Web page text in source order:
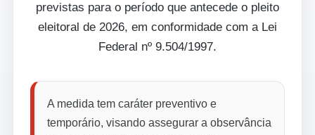
previstas para o período que antecede o pleito
eleitoral de 2026, em conformidade com a Lei
Federal nº 9.504/1997.
A medida tem caráter preventivo e
temporário, visando assegurar a observância